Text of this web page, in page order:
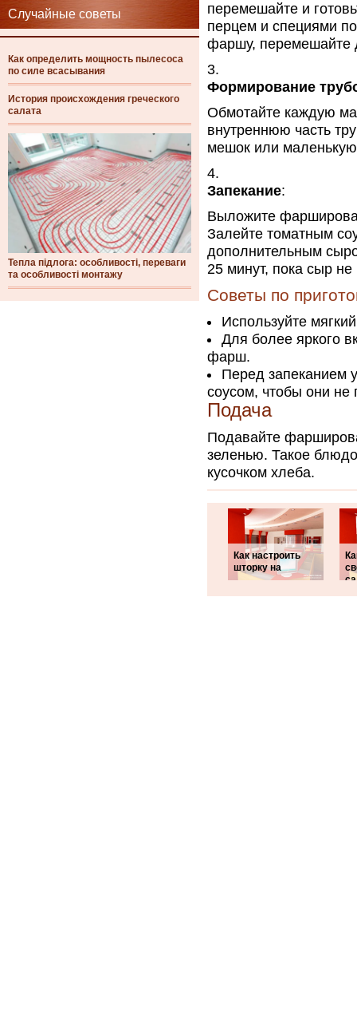
Случайные советы
Как определить мощность пылесоса
по силе всасывания
История происхождения греческого
салата
Тепла підлога: особливості, переваги
та особливості монтажу
перемешайте и
перцем и специями
фаршу, перемешайте
Формирование
Обмотайте каждую
внутреннюю часть
мешок или
Запекание:
Выложите
Залейте томатным
дополнительным
25 минут, пока сыр не
Советы по
Используйте
Для более яркого
фарш.
Перед запеканием
соусом, чтобы они не
Подача
Подавайте
зеленью. Такое
кусочком хлеба.
Как настроить
шторку на